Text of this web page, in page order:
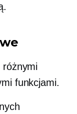
różnymi
funkcjami.